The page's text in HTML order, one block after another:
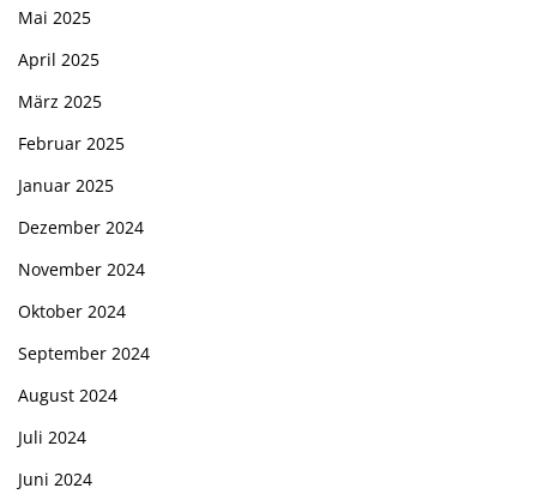
Mai 2025
April 2025
März 2025
Februar 2025
Januar 2025
Dezember 2024
November 2024
Oktober 2024
September 2024
August 2024
Juli 2024
Juni 2024